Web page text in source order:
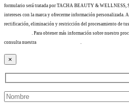
formulario será tratada por TACHA BEAUTY & WELLNESS,
intereses con la marca y ofrecerme información personalizada.
rectificación, eliminación y restricción del procesamiento de
. Para obtener más información sobre nuestro
consulta nuestra
×